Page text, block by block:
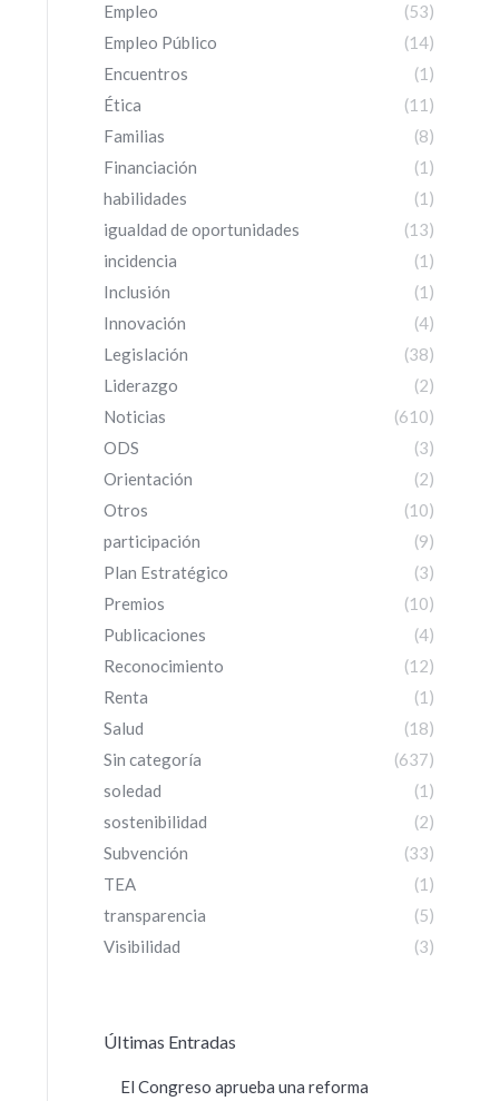
Empleo
(53)
Empleo Público
(14)
Encuentros
(1)
Ética
(11)
Familias
(8)
Financiación
(1)
habilidades
(1)
igualdad de oportunidades
(13)
incidencia
(1)
Inclusión
(1)
Innovación
(4)
Legislación
(38)
Liderazgo
(2)
Noticias
(610)
ODS
(3)
Orientación
(2)
Otros
(10)
participación
(9)
Plan Estratégico
(3)
Premios
(10)
Publicaciones
(4)
Reconocimiento
(12)
Renta
(1)
Salud
(18)
Sin categoría
(637)
soledad
(1)
sostenibilidad
(2)
Subvención
(33)
TEA
(1)
transparencia
(5)
Visibilidad
(3)
ÚItimas Entradas
El Congreso aprueba una reforma